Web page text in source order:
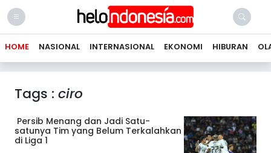
HOME NASIONAL INTERNASIONAL EKONOMI HIBURAN
Tags : ciro
Persib Menang dan Jadi Satu-
satunya Tim yang Belum Terkalahkan
di Liga 1